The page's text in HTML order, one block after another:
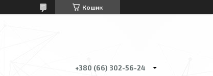
Кошик
+380 (66) 302-56-24